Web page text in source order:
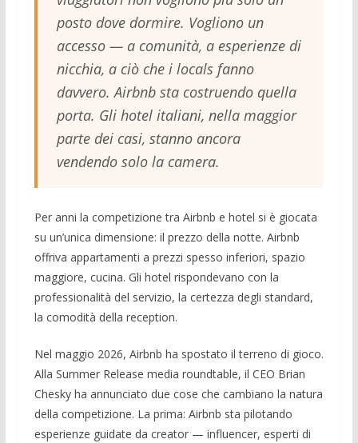
posto dove dormire. Vogliono un
accesso — a comunità, a esperienze di
nicchia, a ciò che i locals fanno
davvero. Airbnb sta costruendo quella
porta. Gli hotel italiani, nella maggior
parte dei casi, stanno ancora
vendendo solo la camera.
Per anni la competizione tra Airbnb e hotel si è giocata
su un’unica dimensione: il prezzo della notte. Airbnb
offriva appartamenti a prezzi spesso inferiori, spazio
maggiore, cucina. Gli hotel rispondevano con la
professionalità del servizio, la certezza degli standard,
la comodità della reception.
Nel maggio 2026, Airbnb ha spostato il terreno di gioco.
Alla Summer Release media roundtable, il CEO Brian
Chesky ha annunciato due cose che cambiano la natura
della competizione. La prima: Airbnb sta pilotando
esperienze guidate da creator — influencer, esperti di